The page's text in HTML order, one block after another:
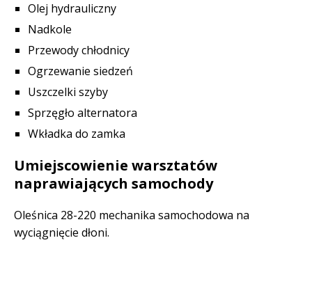
Olej hydrauliczny
Nadkole
Przewody chłodnicy
Ogrzewanie siedzeń
Uszczelki szyby
Sprzęgło alternatora
Wkładka do zamka
Umiejscowienie warsztatów
naprawiających samochody
Oleśnica 28-220 mechanika samochodowa na
wyciągnięcie dłoni.